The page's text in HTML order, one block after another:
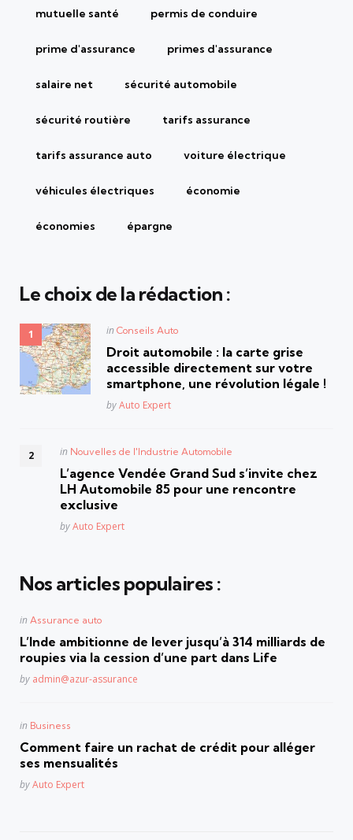
mutuelle santé permis de conduire
prime d'assurance primes d'assurance
salaire net sécurité automobile
sécurité routière tarifs assurance
tarifs assurance auto voiture électrique
véhicules électriques économie
économies épargne
Le choix de la rédaction :
Posted
in Conseils Auto
Droit automobile : la carte grise
accessible directement sur votre
smartphone, une révolution légale !
Posted
byAuto Expert
Posted
in Nouvelles de l'Industrie Automobile
L’agence Vendée Grand Sud s’invite chez
LH Automobile 85 pour une rencontre
exclusive
Posted
byAuto Expert
Nos articles populaires :
Posted
in Assurance auto
L’Inde ambitionne de lever jusqu’à 314 milliards de
roupies via la cession d’une part dans Life
Posted
by admin@azur-assurance
Posted
in Business
Comment faire un rachat de crédit pour alléger
ses mensualités
Posted
byAuto Expert